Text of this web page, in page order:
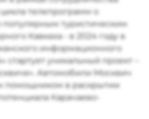
телепрограмм о
популярным туристическим
Кавказа - в 2024 году в
информационного
стартует уникальный проект –
Автомобили Москвич
помощником в раскрытии
Карачаево-